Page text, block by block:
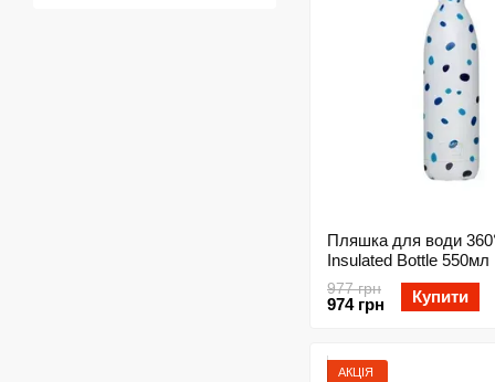
Пляшка для води
Insulated Bottle 550мл
977 грн
974 грн Купити
АКЦІЯ